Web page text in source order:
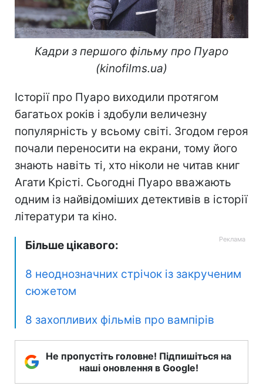
Кадри з першого фільму про Пуаро
(kinofilms.ua)
Історії про Пуаро виходили протягом
багатьох років і здобули величезну
популярність у всьому світі. Згодом героя
почали переносити на екрани, тому його
знають навіть ті, хто ніколи не читав книг
Агати Крісті. Сьогодні Пуаро вважають
одним із найвідоміших детективів в історії
літератури та кіно.
Більше цікавого:
8 неоднозначних стрічок із закрученим
сюжетом
8 захопливих фільмів про вампірів
Не пропустіть головне! Підпишіться на
наші оновлення в Google!